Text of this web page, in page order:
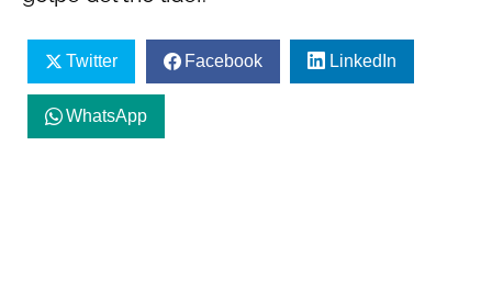
Twitter Facebook LinkedIn
WhatsApp